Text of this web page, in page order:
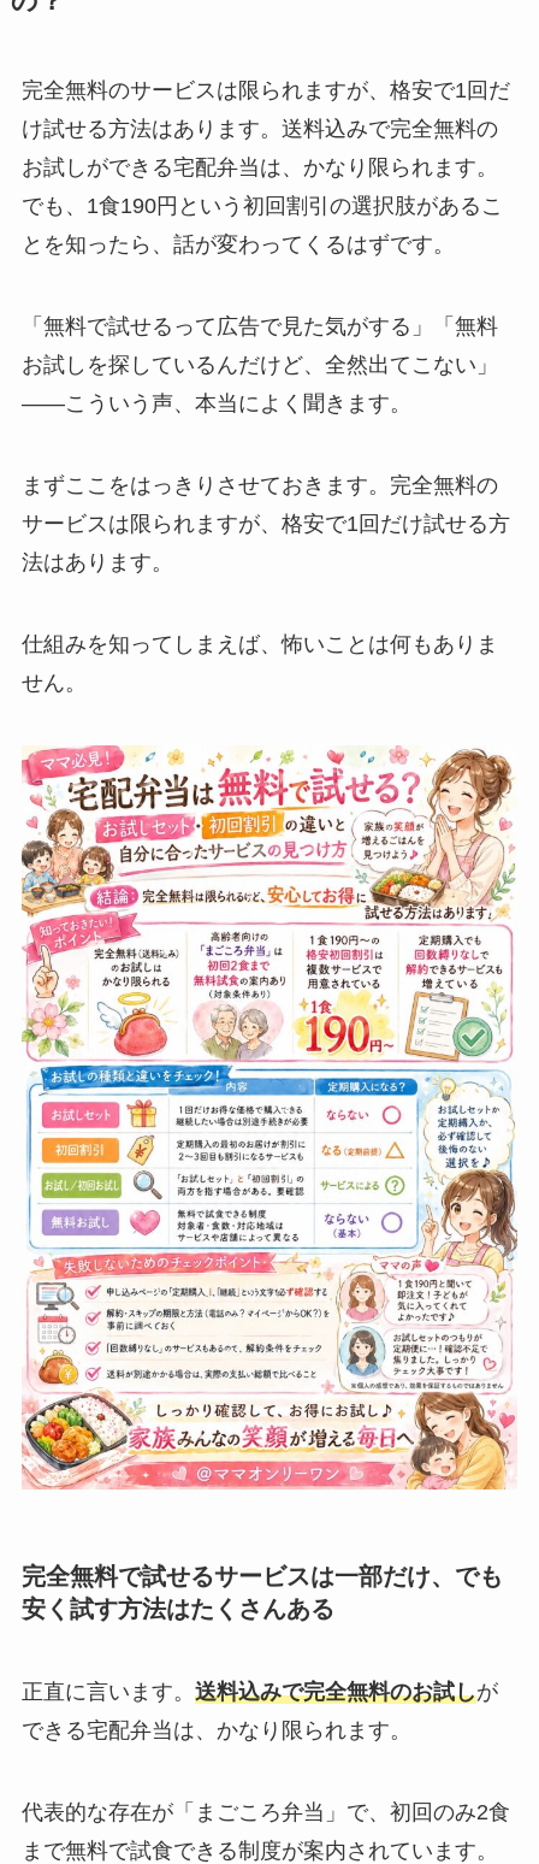
完全無料のサービスは限られますが、格安で1回だ
け試せる方法はあります。送料込みで完全無料の
お試しができる宅配弁当は、かなり限られます。
でも、1食190円という初回割引の選択肢があるこ
とを知ったら、話が変わってくるはずです。
「無料で試せるって広告で見た気がする」「無料
お試しを探しているんだけど、全然出てこない」
——こういう声、本当によく聞きます。
まずここをはっきりさせておきます。完全無料の
サービスは限られますが、格安で1回だけ試せる方
法はあります。
仕組みを知ってしまえば、怖いことは何もありま
せん。
完全無料で試せるサービスは一部だけ、でも
安く試す方法はたくさんある
正直に言います。 送料込みで完全無料のお試しが
できる宅配弁当は、かなり限られます。
代表的な存在が「まごころ弁当」で、初回のみ2食
まで無料で試食できる制度が案内されています。